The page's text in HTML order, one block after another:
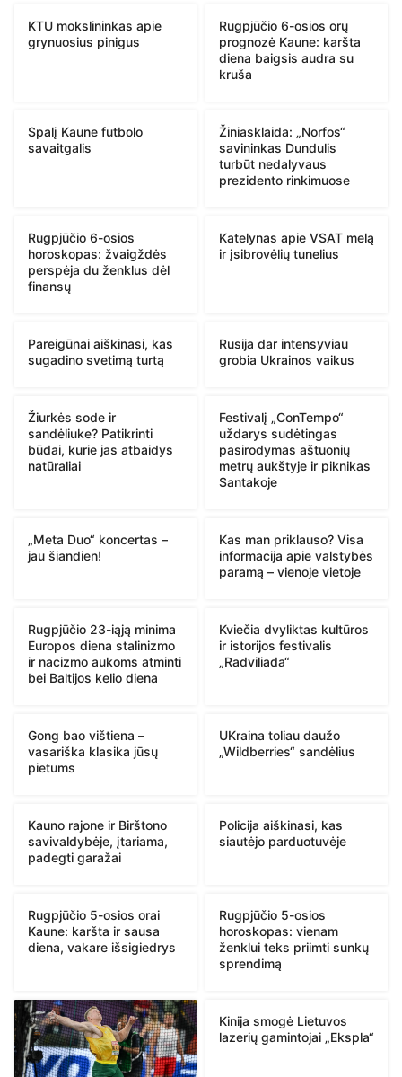
KTU mokslininkas apie
grynuosius pinigus
Rugpjūčio 6-osios orų
prognozė Kaune: karšta
diena baigsis audra su
kruša
Spalį Kaune futbolo
savaitgalis
Žiniasklaida: „Norfos“
savininkas Dundulis
turbūt nedalyvaus
prezidento rinkimuose
Rugpjūčio 6-osios
horoskopas: žvaigždės
perspėja du ženklus dėl
finansų
Katelynas apie VSAT melą
ir įsibrovėlių tunelius
Pareigūnai aiškinasi, kas
sugadino svetimą turtą
Rusija dar intensyviau
grobia Ukrainos vaikus
Žiurkės sode ir
sandėliuke? Patikrinti
būdai, kurie jas atbaidys
natūraliai
Festivalį „ConTempo“
uždarys sudėtingas
pasirodymas aštuonių
metrų aukštyje ir piknikas
Santakoje
„Meta Duo“ koncertas –
jau šiandien!
Kas man priklauso? Visa
informacija apie valstybės
paramą – vienoje vietoje
Rugpjūčio 23-iąją minima
Europos diena stalinizmo
ir nacizmo aukoms atminti
bei Baltijos kelio diena
Kviečia dvyliktas kultūros
ir istorijos festivalis
„Radviliada“
Gong bao vištiena –
vasariška klasika jūsų
pietums
UKraina toliau daužo
„Wildberries“ sandėlius
Kauno rajone ir Birštono
savivaldybėje, įtariama,
padegti garažai
Policija aiškinasi, kas
siautėjo parduotuvėje
Rugpjūčio 5-osios orai
Kaune: karšta ir sausa
diena, vakare išsigiedrys
Rugpjūčio 5-osios
horoskopas: vienam
ženklui teks priimti sunkų
sprendimą
Kinija smogė Lietuvos
lazerių gamintojai „Ekspla“